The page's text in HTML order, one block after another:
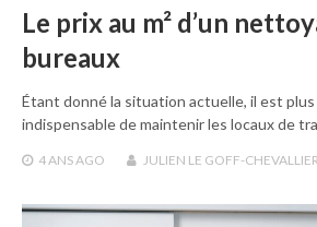
Le prix au m² d’un
bureaux
Étant donné la situation actuelle, il est plus
indispensable de maintenir les locaux de
4 ANSAGO JULIEN LE GOFF-CHEVALLIER